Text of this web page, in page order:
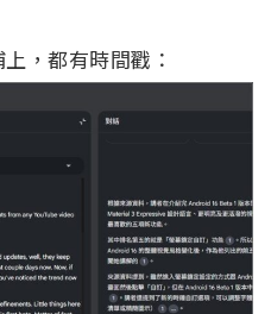
，都有時間戳：